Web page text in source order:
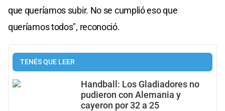
que queríamos subir. No se cumplió eso que
queríamos todos", reconoció.
TENÉS QUE LEER
Handball: Los Gladiadores no
pudieron con Alemania y
cayeron por 32 a 25